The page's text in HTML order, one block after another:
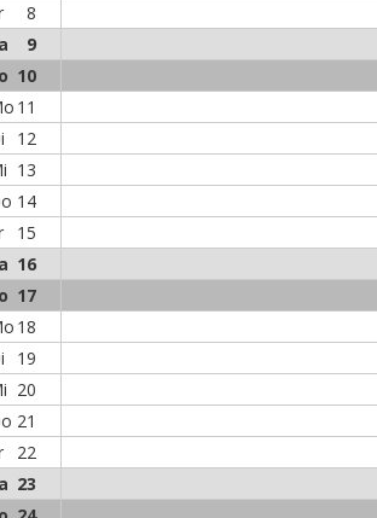
8
9
10
11
12
13
14
15
16
17
18
19
20
21
22
23